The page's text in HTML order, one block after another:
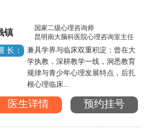
镇
国家二级心理咨询师
昆明南大脑科医院心理咨询室主任
长：
兼具学界与临床双重积淀：曾在大
学执教，深耕教学一线，洞悉教育
规律与青少年心理发展特点，后扎
根心理临床...
医生详情 预约挂号